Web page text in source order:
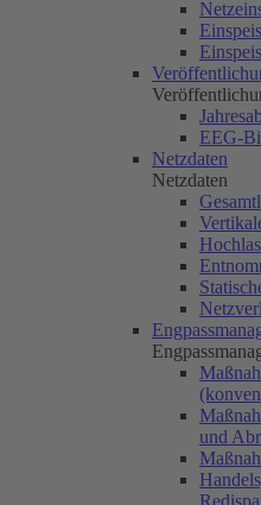
EEG-
Netzdaten
Netzdaten
und